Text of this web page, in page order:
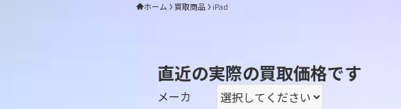
ホーム 買取商品 iPad
直近の実際の買取価格です
メーカ